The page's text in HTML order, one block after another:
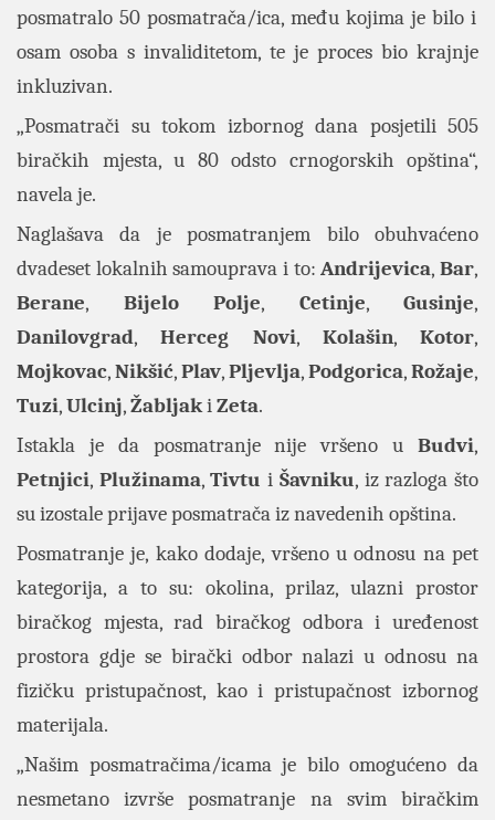
posmatralo 50 posmatrača/ica, među kojima je bilo i
osam osoba s invaliditetom, te je proces bio krajnje
inkluzivan.
„Posmatrači su tokom izbornog dana posjetili 505
biračkih mjesta, u 80 odsto crnogorskih opština“,
navela je.
Naglašava da je posmatranjem bilo obuhvaćeno
dvadeset lokalnih samouprava i to:Andrijevica,Bar,
Berane, Bijelo Polje, Cetinje, Gusinje,
Danilovgrad,Herceg Novi, Kolašin, Kotor,
Mojkovac,Nikšić,Plav,Pljevlja,Podgorica,Rožaje,
Tuzi,Ulcinj,ŽabljakiZeta.
Istakla je da posmatranje nije vršeno u Budvi,
Petnjici, Plužinama,Tivtu i Šavniku, iz razloga što
su izostale prijave posmatrača iz navedenih opština.
Posmatranje je, kako dodaje, vršeno u odnosu na pet
kategorija, a to su: okolina, prilaz, ulazni prostor
biračkog mjesta, rad biračkog odbora i uređenost
prostora gdje se birački odbor nalazi u odnosu na
fizičku pristupačnost, kao i pristupačnost izbornog
materijala.
„Našim posmatračima/icama je bilo omogućeno da
nesmetano izvrše posmatranje na svim biračkim